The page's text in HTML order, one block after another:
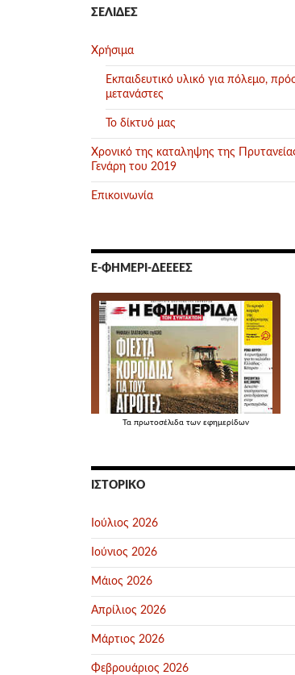
ΣΕΛΊΔΕΣ
Χρήσιμα
Εκπαιδευτικό υλικό για πόλεμο,
μετανάστες
Το δίκτυό μας
Χρονικό της καταληψης της
Γενάρη του 2019
Επικοινωνία
Ε-ΦΗΜΕΡΊ-ΔΕΕΕΕΣ
Τα πρωτοσέλιδα των εφημερίδων
ΙΣΤΟΡΙΚΌ
Ιούλιος 2026
Ιούνιος 2026
Μάιος 2026
Απρίλιος 2026
Μάρτιος 2026
Φεβρουάριος 2026